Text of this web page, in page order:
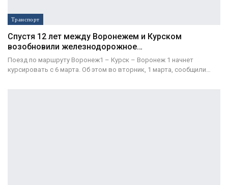
Транспорт
Спустя 12 лет между Воронежем и Курском
возобновили железнодорожное…
Поезд по маршруту Воронеж1 – Курск – Воронеж 1 начнет
курсировать с 6 марта. Об этом во вторник, 1 марта, сообщили…